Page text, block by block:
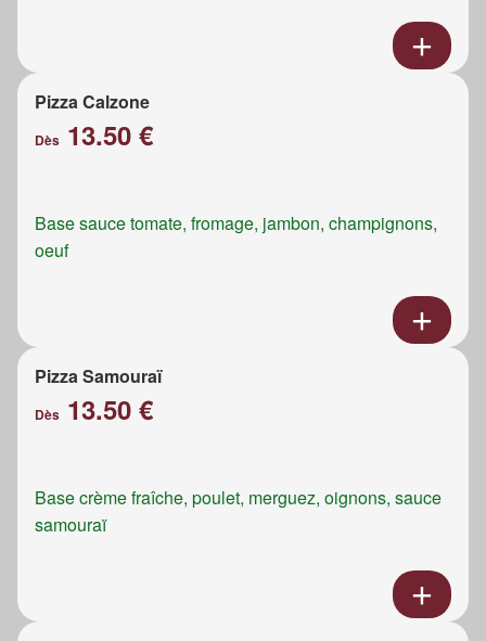
Pizza Calzone
Dès 13.50 €
Base sauce tomate, fromage, jambon, champignons,
oeuf
Pizza Samouraï
Dès 13.50 €
Base crème fraîche, poulet, merguez, oignons, sauce
samouraï